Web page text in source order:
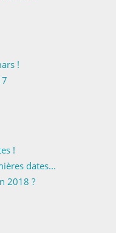
!
!
dates...
2018 ?